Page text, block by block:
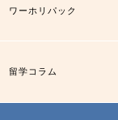
ワーホリパック
留学コラム